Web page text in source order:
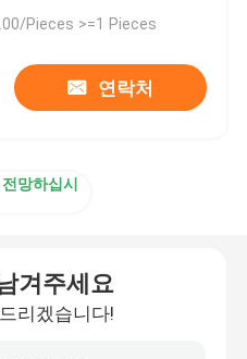
Pieces >=1 Pieces
연락처
망하십시
겨주세요
리겠습니다!